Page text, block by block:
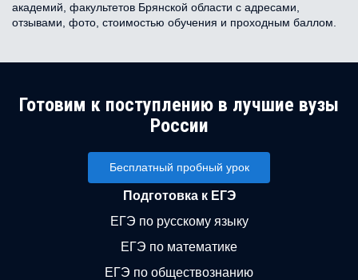
академий, факультетов Брянской области с адресами,
отзывами, фото, стоимостью обучения и проходным баллом.
Готовим к поступлению в лучшие вузы
России
Бесплатный пробный урок
Подготовка к ЕГЭ
ЕГЭ по русскому языку
ЕГЭ по математике
ЕГЭ по обществознанию